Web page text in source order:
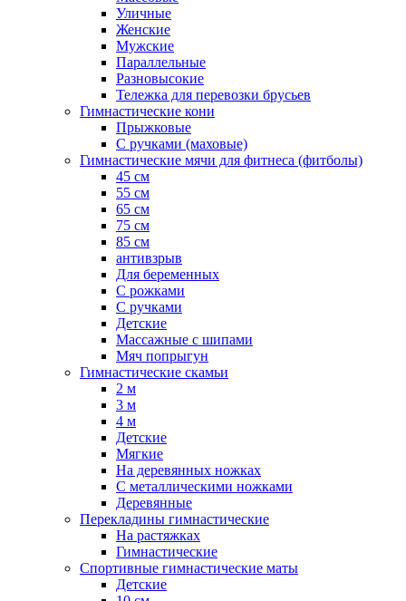
Уличные
Женские
Мужские
Параллельные
Разновысокие
Тележка для перевозки брусьев
Гимнастические кони
Прыжковые
С ручками (маховые)
Гимнастические мячи для фитнеса (фитболы)
45 см
55 см
65 см
75 см
85 см
антивзрыв
Для беременных
С рожками
С ручками
Детские
Массажные с шипами
Мяч попрыгун
Гимнастические скамьи
2 м
3 м
4 м
Детские
Мягкие
На деревянных ножках
С металлическими ножками
Деревянные
Перекладины гимнастические
На растяжках
Гимнастические
Спортивные гимнастические маты
Детские